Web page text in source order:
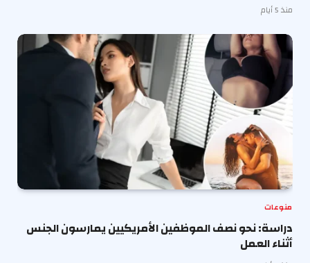
منذ 5 أيام
منوعات
دراسة: نحو نصف الموظفين الأمريكيين يمارسون الجنس
أثناء العمل